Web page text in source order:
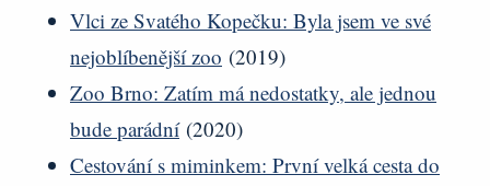
Vlci ze Svatého Kopečku: Byla jsem ve své
nejoblíbenější zoo (2019)
Zoo Brno: Zatím má nedostatky, ale jednou
bude parádní(2020)
Cestování s miminkem: První velká cesta do